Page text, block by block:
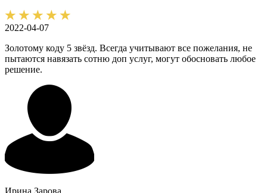
2022-04-07
Золотому коду 5 звёзд. Всегда учитывают все пожелания, не
пытаются навязать сотню доп услуг, могут обосновать любое
решение.
Ирина Зарова